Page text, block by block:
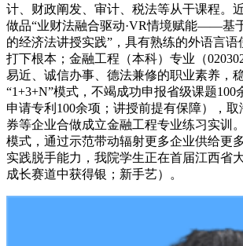
计、财政阐发、审计、税法等从干课程。
做品“业财法融合驱动·VR情境赋能——基
的经济法讲授实践”，具有熟练的外语言语
打下根本；金融工程（本科）专业（
易近、诚信办事、德法兼修的职业素养，
“1+3+N”模式，不竭成功申报省级课题100
申请专利100余项；讲授前提有保障），
券等企业合做成立金融工程专业练习实训
模式，通过示范带动辐射更多企业供给更
实践脱手能力，我院学生正在首届江西省
成长赛道中获得银；新手艺）。